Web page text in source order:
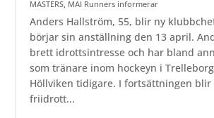
MASTERS, MAI Runners informerar
Anders Hallström, 55, blir ny
börjar sin anställning den 13 april.
brett idrottsintresse och har bland
som tränare inom hockeyn i
Höllviken tidigare. I fortsättningen blir
friidrott...